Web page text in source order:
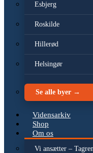
Esbjerg
Roskilde
Hillerød
Helsingør
Se alle byer →
Vidensarkiv
Shop
Om os
Vi ansætter –